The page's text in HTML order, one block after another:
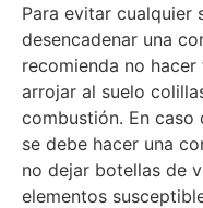
Para evitar cualquier
desencadenar una
recomienda no
arrojar al suelo
combustión. En caso
se debe hacer una
no dejar botellas de
elementos